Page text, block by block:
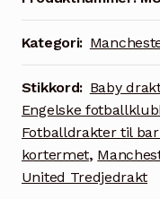
shorts
10
trykk
bak
antall
Kategori:
Stikkord: Baby
Engelske
Fotballdrakter til
kortermet,
United Tredjedrakt